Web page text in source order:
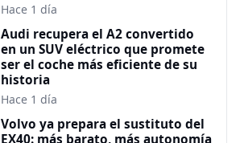
Hace 1 día
Audi recupera el A2 convertido
en un SUV eléctrico que promete
ser el coche más eficiente de su
historia
Hace 1 día
Volvo ya prepara el sustituto del
EX40: más barato, más autonomía